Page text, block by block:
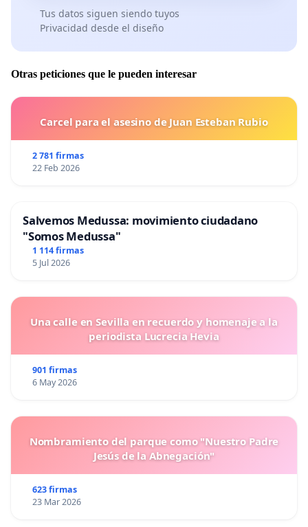
Tus datos siguen siendo tuyos
Privacidad desde el diseño
Otras peticiones que le pueden interesar
Carcel para el asesino de Juan Esteban Rubio
2 781 firmas
22 Feb 2026
Salvemos Medussa: movimiento ciudadano
"Somos Medussa"
1 114 firmas
5 Jul 2026
Una calle en Sevilla en recuerdo y homenaje a la
periodista Lucrecia Hevia
901 firmas
6 May 2026
Nombramiento del parque como "Nuestro Padre
Jesús de la Abnegación"
623 firmas
23 Mar 2026